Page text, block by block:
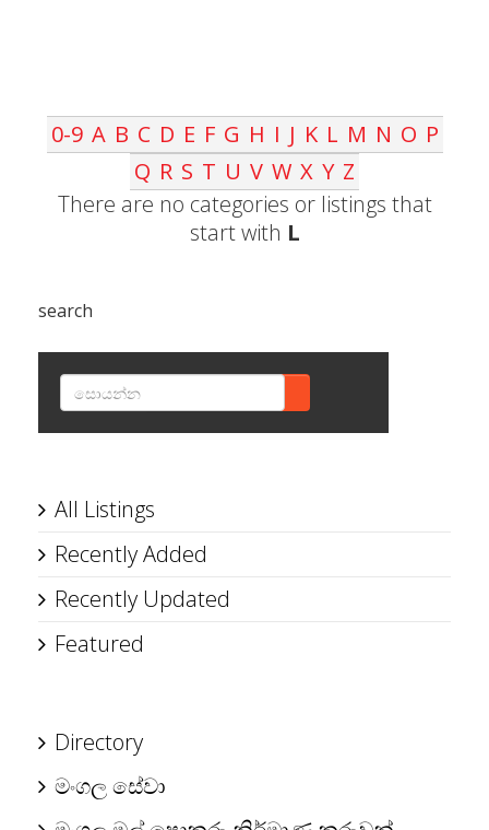
0-9 A B C D E F G H I J K L M N O P
Q R S T U V W X Y Z
There are no categories or listings that
start with L
search
All Listings
Recently Added
Recently Updated
Featured
Directory
මංගල සේවා